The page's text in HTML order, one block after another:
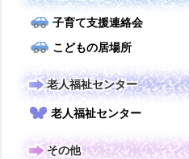
子育て支援連絡会
こどもの居場所
老人福祉センター
老人福祉センター
その他